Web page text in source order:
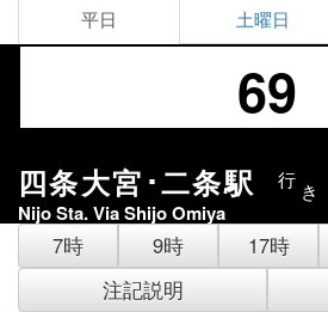
平日 土曜日
69
四条大宮･二条駅 行 き
Nijo Sta. Via Shijo Omiya
7時 9時 17時
注記説明